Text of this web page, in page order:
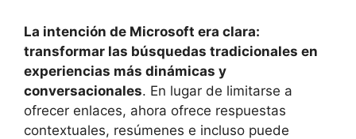
La intención de Microsoft era clara:
transformar las búsquedas tradicionales en
experiencias más dinámicas y
conversacionales. En lugar de limitarse a
ofrecer enlaces, ahora ofrece respuestas
contextuales, resúmenes e incluso puede